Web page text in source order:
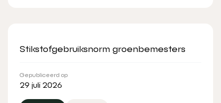
Stikstofgebruiksnorm groenbemesters
Gepubliceerd op
29 juli 2026